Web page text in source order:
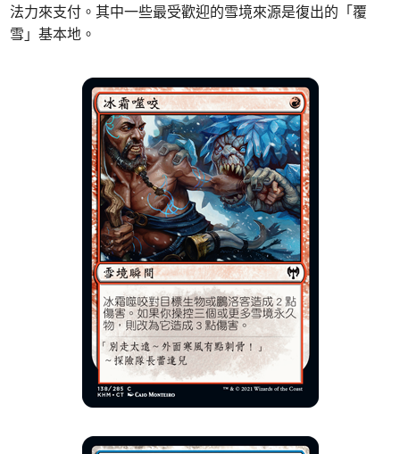
法力來支付。其中一些最受歡迎的雪境來源是復出的「覆
雪」基本地。